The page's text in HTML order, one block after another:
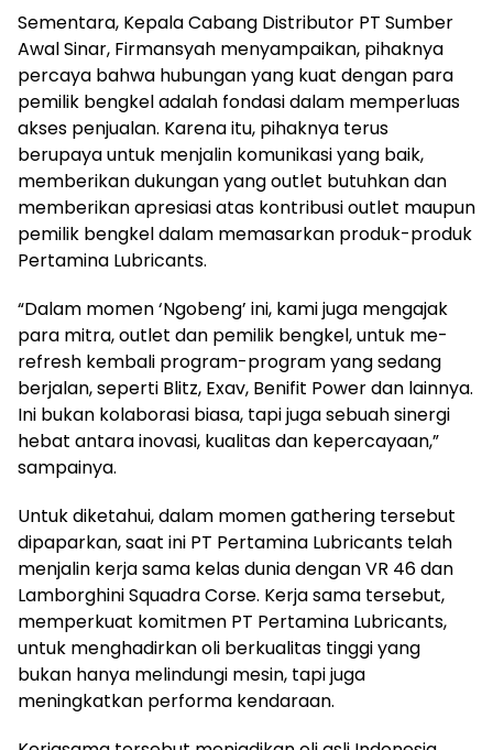
Sementara, Kepala Cabang Distributor PT Sumber
Awal Sinar, Firmansyah menyampaikan, pihaknya
percaya bahwa hubungan yang kuat dengan para
pemilik bengkel adalah fondasi dalam memperluas
akses penjualan. Karena itu, pihaknya terus
berupaya untuk menjalin komunikasi yang baik,
memberikan dukungan yang outlet butuhkan dan
memberikan apresiasi atas kontribusi outlet maupun
pemilik bengkel dalam memasarkan produk-produk
Pertamina Lubricants.
“Dalam momen ‘Ngobeng’ ini, kami juga mengajak
para mitra, outlet dan pemilik bengkel, untuk me-
refresh kembali program-program yang sedang
berjalan, seperti Blitz, Exav, Benifit Power dan lainnya.
Ini bukan kolaborasi biasa, tapi juga sebuah sinergi
hebat antara inovasi, kualitas dan kepercayaan,”
sampainya.
Untuk diketahui, dalam momen gathering tersebut
dipaparkan, saat ini PT Pertamina Lubricants telah
menjalin kerja sama kelas dunia dengan VR 46 dan
Lamborghini Squadra Corse. Kerja sama tersebut,
memperkuat komitmen PT Pertamina Lubricants,
untuk menghadirkan oli berkualitas tinggi yang
bukan hanya melindungi mesin, tapi juga
meningkatkan performa kendaraan.